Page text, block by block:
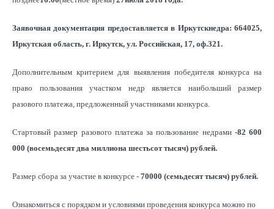
Заявочная документация предоставляется в Иркутскнедра: 664025,
Иркутская область, г. Иркутск, ул. Российская, 17, оф.321.
Дополнительным критерием для выявления победителя конкурса на
право пользования участком недр является наибольший размер
разового платежа, предложенный участниками конкурса.
Стартовый размер разового платежа за пользование недрами -82 600
000 (восемьдесят два миллиона шестьсот тысяч) рублей.
Размер сбора за участие в конкурсе - 70000 (семьдесят тысяч) рублей.
Ознакомиться с порядком и условиями проведения конкурса можно по